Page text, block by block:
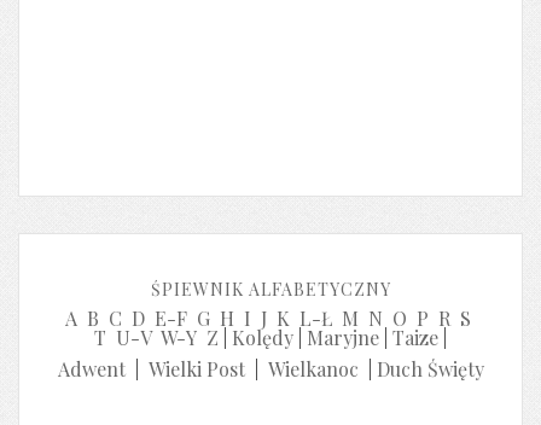
ŚPIEWNIK ALFABETYCZNY
A B C D E-F G H I J K L-Ł M N O P R S
T U-V W-Y Z Kolędy Maryjne Taize
Adwent| Wielki Post| Wielkanoc Duch Święty